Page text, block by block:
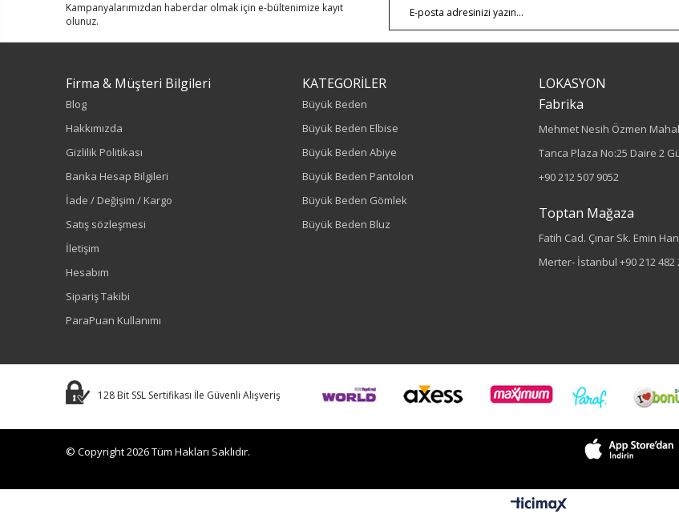
Fuşya
Kampanyalarımızdan haberdar olmak için e-bültenimize kayıt
olunuz.
Firma & Müşteri Bilgileri
Blog
Hakkımızda
Gizlilik Politikası
Banka Hesap Bilgileri
İade / Değişim / Kargo
Satış sözleşmesi
İletişim
Hesabım
Sipariş Takibi
ParaPuan Kullanımı
KATEGORİLER
Büyük Beden
Büyük Beden Elbise
Büyük Beden Abiye
Büyük Beden Pantolon
Büyük Beden Gömlek
Büyük Beden Bluz
LOKASYON
Fabrika
Mehmet Nesih Özmen
Tanca Plaza No:25 Daire 2
+90 212 507 9052
Toptan Mağaza
Fatih Cad. Çınar Sk. Emin
Merter- İstanbul +90 212 482
128 Bit SSL Sertifikası İle Güvenli Alışveriş
© Copyright 2026 Tüm Hakları Saklıdır.